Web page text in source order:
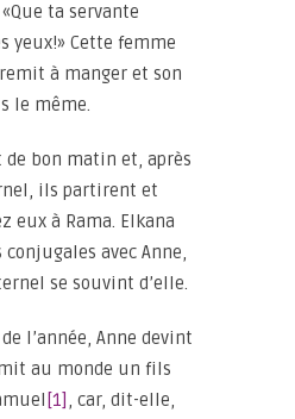
ta servante
yeux!» Cette femme
à manger et son
le même.
de bon matin et, après
ils partirent et
eux à Rama. Elkana
avec Anne,
se souvint d’elle.
l’année, Anne devint
au monde un fils
[1] , car, dit-elle,